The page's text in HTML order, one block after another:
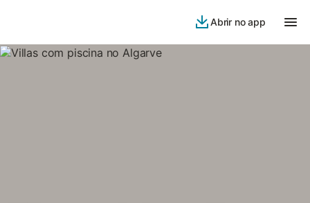
Abrir no app